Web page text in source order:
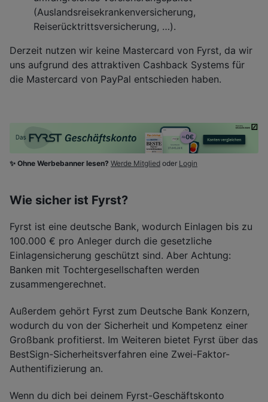
(Auslandsreisekrankenversicherung,
Reiserücktrittsversicherung, …).
Derzeit nutzen wir keine Mastercard von Fyrst, da wir
uns aufgrund des attraktiven Cashback Systems für
die Mastercard von PayPal entschieden haben.
✨ Ohne Werbebanner lesen? Werde Mitglied oder Login
Wie sicher ist Fyrst?
Fyrst ist eine deutsche Bank, wodurch Einlagen bis zu
100.000 € pro Anleger durch die gesetzliche
Einlagensicherung geschützt sind. Aber Achtung:
Banken mit Tochtergesellschaften werden
zusammengerechnet.
Außerdem gehört Fyrst zum Deutsche Bank Konzern,
wodurch du von der Sicherheit und Kompetenz einer
Großbank profitierst. Im Weiteren bietet Fyrst über das
BestSign-Sicherheitsverfahren eine Zwei-Faktor-
Authentifizierung an.
Wenn du dich bei deinem Fyrst-Geschäftskonto